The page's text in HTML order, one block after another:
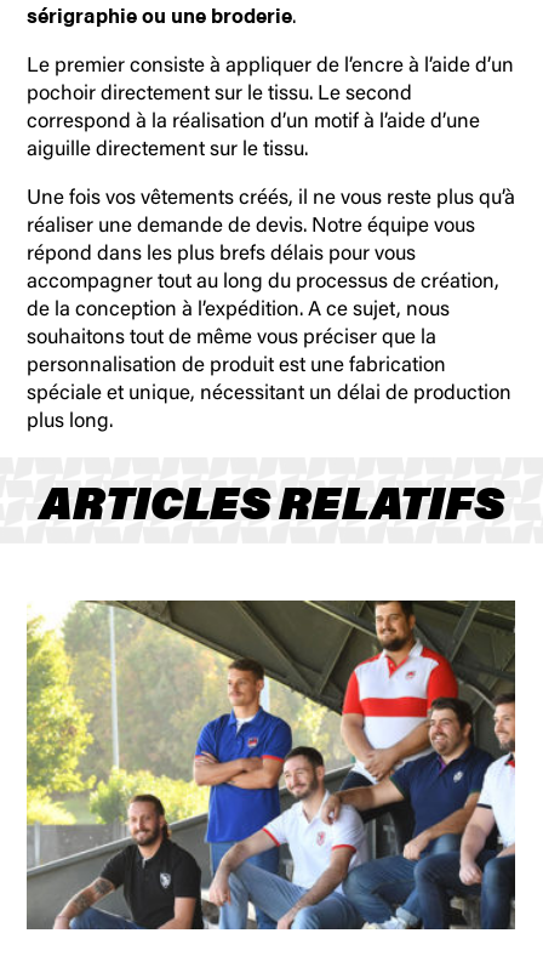
sérigraphie ou une broderie.
Le premier consiste à appliquer de l’encre à l’aide d’un
pochoir directement sur le tissu. Le second
correspond à la réalisation d’un motif à l’aide d’une
aiguille directement sur le tissu.
Une fois vos vêtements créés, il ne vous reste plus qu’à
réaliser une demande de devis. Notre équipe vous
répond dans les plus brefs délais pour vous
accompagner tout au long du processus de création,
de la conception à l’expédition. A ce sujet, nous
souhaitons tout de même vous préciser que la
personnalisation de produit est une fabrication
spéciale et unique, nécessitant un délai de production
plus long.
ARTICLES RELATIFS